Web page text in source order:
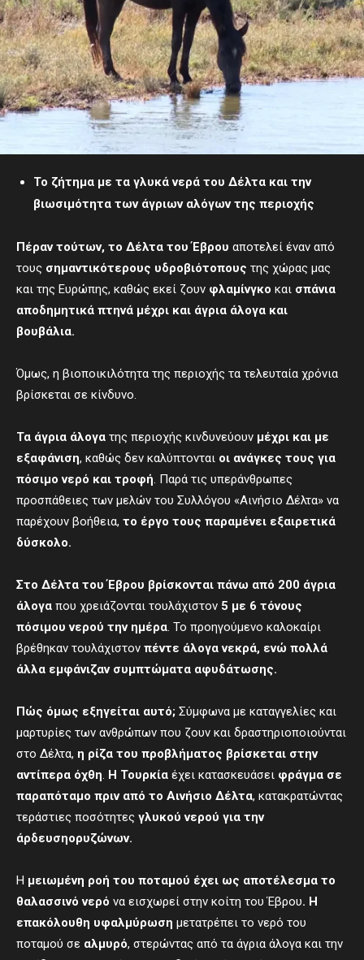
Το ζήτημα με τα γλυκά νερά του Δέλτα και την
βιωσιμότητα των άγριων αλόγων της περιοχής
Πέραν τούτων, το Δέλτα του Έβρου αποτελεί έναν από
τους σημαντικότερους υδροβιότοπους της χώρας μας
και της Ευρώπης, καθώς εκεί ζουν φλαμίνγκο και σπάνια
αποδημητικά πτηνά μέχρι και άγρια άλογα και
βουβάλια.
Όμως, η βιοποικιλότητα της περιοχής τα τελευταία χρόνια
βρίσκεται σε κίνδυνο.
Τα άγρια άλογα της περιοχής κινδυνεύουν μέχρι και με
εξαφάνιση, καθώς δεν καλύπτονται οι ανάγκες τους για
πόσιμο νερό και τροφή. Παρά τις υπεράνθρωπες
προσπάθειες των μελών του Συλλόγου «Αινήσιο Δέλτα» να
παρέχουν βοήθεια, το έργο τους παραμένει εξαιρετικά
δύσκολο.
Στο Δέλτα του Έβρου βρίσκονται πάνω από 200 άγρια
άλογα που χρειάζονται τουλάχιστον 5 με 6 τόνους
πόσιμου νερού την ημέρα. Το προηγούμενο καλοκαίρι
βρέθηκαν τουλάχιστον πέντε άλογα νεκρά, ενώ πολλά
άλλα εμφάνιζαν συμπτώματα αφυδάτωσης.
Πώς όμως εξηγείται αυτό; Σύμφωνα με καταγγελίες και
μαρτυρίες των ανθρώπων που ζουν και δραστηριοποιούνται
στο Δέλτα, η ρίζα του προβλήματος βρίσκεται στην
αντίπερα όχθη. Η Τουρκία έχει κατασκευάσει φράγμα σε
παραπόταμο πριν από το Αινήσιο Δέλτα, κατακρατώντας
τεράστιες ποσότητες γλυκού νερού για την
άρδευσηορυζώνων.
Η μειωμένη ροή του ποταμού έχει ως αποτέλεσμα το
θαλασσινό νερό να εισχωρεί στην κοίτη του Έβρου. Η
επακόλουθη υφαλμύρωση μετατρέπει το νερό του
ποταμού σε αλμυρό, στερώντας από τα άγρια άλογα και την